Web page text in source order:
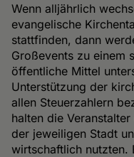
Wenn alljährlich
evangelische
stattfinden, dann
Großevents zu einem
öffentliche Mittel
Unterstützung der
allen Steuerzahlern
halten die
der jeweiligen Stadt
wirtschaftlich nutzten.